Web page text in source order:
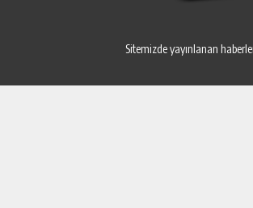
Sitemizde yayınlanan